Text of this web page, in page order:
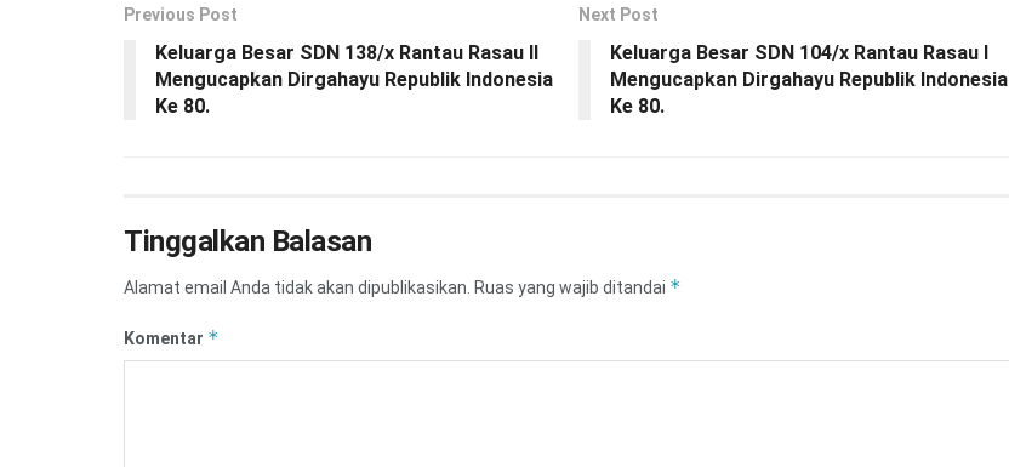
Previous Post
Keluarga Besar SDN 138/x Rantau Rasau II
Mengucapkan Dirgahayu Republik Indonesia
Ke 80.
Next Post
Keluarga Besar SDN 104/x Rantau Rasau I
Mengucapkan Dirgahayu Republik Indonesia
Ke 80.
Tinggalkan Balasan
Alamat email Anda tidak akan dipublikasikan. Ruas yang wajib ditandai *
Komentar *